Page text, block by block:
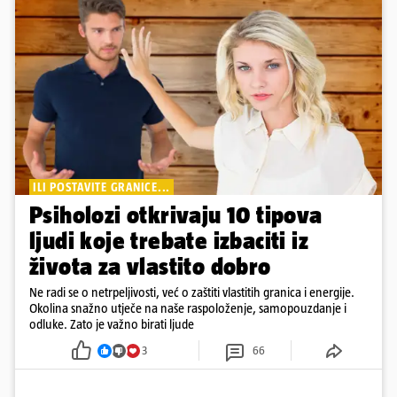
ILI POSTAVITE GRANICE...
Psiholozi otkrivaju 10 tipova
ljudi koje trebate izbaciti iz
života za vlastito dobro
Ne radi se o netrpeljivosti, već o zaštiti vlastitih granica i energije.
Okolina snažno utječe na naše raspoloženje, samopouzdanje i
odluke. Zato je važno birati ljude
3 66